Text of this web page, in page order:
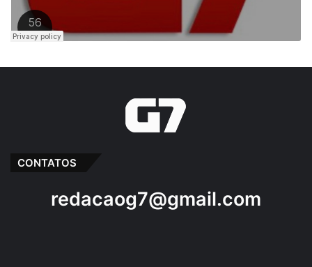
CONTATOS
redacaog7@gmail.com